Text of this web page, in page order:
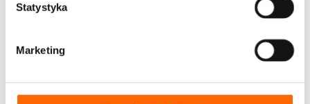
Statystyka
Marketing
Chcesz jako pierwszy otrzymywać ciekawe treści z
informacje o szkoleniach i promocjach House of